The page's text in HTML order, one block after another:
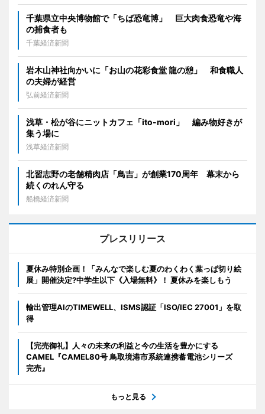
千葉県立中央博物館で「ちば恐竜博」 巨大肉食恐竜や海
の捕食者も
千葉経済新聞
岩木山神社向かいに「お山の花彩食堂 龍の憩」 和食職人
の夫婦が経営
弘前経済新聞
浅草・松が谷にニットカフェ「ito-mori」 編み物好きが
集う場に
浅草経済新聞
北習志野の老舗精肉店「鳥吉」が創業170周年 幕末から
続くのれん守る
船橋経済新聞
プレスリリース
夏休み特別企画！「みんなで楽しむ夏のわくわく葉っぱ切り絵
展」開催決定?中学生以下《入場無料》！ 夏休みを楽しもう
輸出管理AIのTIMEWELL、ISMS認証「ISO/IEC 27001」を取
得
【完売御礼】人々の未来の利益と今の生活を豊かにする
CAMEL『CAMEL80号 鳥取境港市系統連携蓄電池シリーズ
完売』
もっと見る